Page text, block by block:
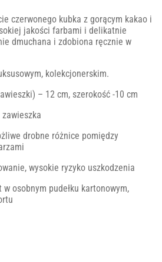
czerwonego kubka z gorącym kakao i
jakości farbami i delikatnie
dmuchana i zdobiona ręcznie w
kolekcjonerskim.
– 12 cm, szerokość -10 cm
zawieszka
drobne różnice pomiędzy
wysokie ryzyko uszkodzenia
osobnym pudełku kartonowym,